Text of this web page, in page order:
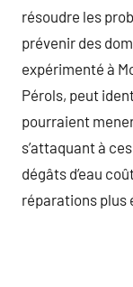
résoudre les
prévenir des
expérimenté à
Pérols, peut
pourraient
s’attaquant à
dégâts d’eau
réparations plus